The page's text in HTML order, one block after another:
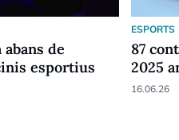
de
esportius
ESPORTS
87
2025
16.06.26